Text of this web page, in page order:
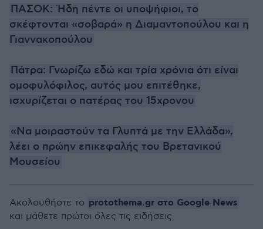
ΠΑΣΟΚ: Ήδη πέντε οι υποψήφιοι, το
σκέφτονται «σοβαρά» η Διαμαντοπούλου και η
Γιαννακοπούλου
Πάτρα: Γνωρίζω εδώ και τρία χρόνια ότι είναι
ομοφυλόφιλος, αυτός μου επιτέθηκε,
ισχυρίζεται ο πατέρας του 15χρονου
«Να μοιραστούν τα Γλυπτά με την Ελλάδα»,
λέει ο πρώην επικεφαλής του Βρετανικού
Μουσείου
Ακολουθήστε το protothema.gr στο Google News
και μάθετε πρώτοι όλες τις ειδήσεις